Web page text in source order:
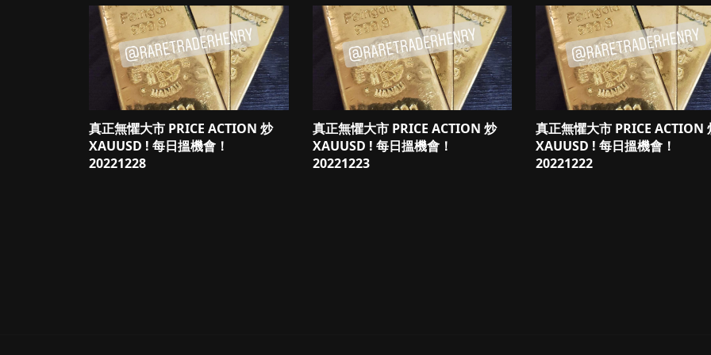
真正無懼大市 PRICE ACTION 炒
XAUUSD ! 每日搵機會！
20221228
真正無懼大市 PRICE ACTION 炒
XAUUSD ! 每日搵機會！
20221223
真正無懼大市 PRICE ACTION
XAUUSD ! 每日搵機會！
20221222